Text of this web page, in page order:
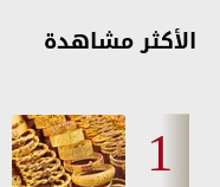
الأكثر مشاهدة